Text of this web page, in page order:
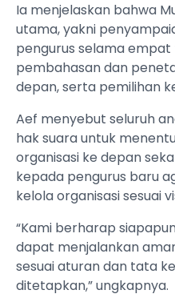
Ia menjelaskan bahwa
utama, yakni
pengurus selama
pembahasan dan
depan, serta pemilihan
Aef menyebut seluruh
hak suara untuk
organisasi ke depan
kepada pengurus baru
kelola organisasi sesuai
“Kami berharap
dapat menjalankan
sesuai aturan dan tata
ditetapkan,” ungkapnya.